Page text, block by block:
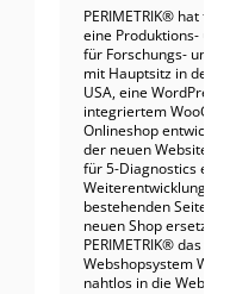
PERIMETRIK® hat für
eine Produktions-
für Forschungs- und
mit Hauptsitz in der
USA, eine
integriertem
Onlineshop
der neuen Website,
für 5-Diagnostics
Weiterentwicklung
bestehenden Seite,
neuen Shop ersetzt
PERIMETRIK® das
Webshopsystem
nahtlos in die